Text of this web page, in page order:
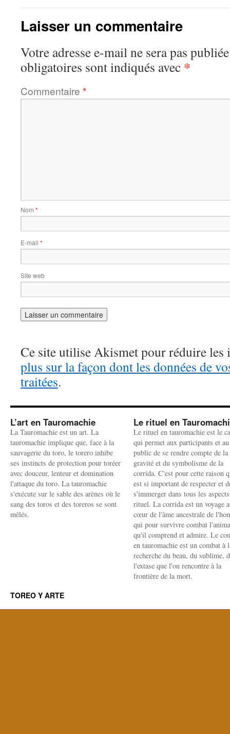
Laisser un commentaire
Votre adresse e-mail ne sera pas
obligatoires sont indiqués avec *
Commentaire *
Nom *
E-mail *
Site web
Ce site utilise Akismet pour réduire les
plus sur la façon dont les données de
traitées.
L’art en Tauromachie
La Tauromachie est un art. La
tauromachie implique que, face à la
sauvagerie du toro, le torero inhibe
ses instincts de protection pour toréer
avec douceur, lenteur et domination
l'attaque du toro. La tauromachie
s'exécute sur le sable des arènes où le
sang des toros et des toreros se sont
mêlés.
Le rituel en
Le rituel en tauromachie est le
qui permet aux participants et au
public de se rendre compte de la
gravité et du symbolisme de la
corrida. C'est pour cette raison
est si important de respecter et
s'immerger dans tous les
rituel. La corrida est un voyage
cœur de l'âme ancestrale de
qui pour survivre combat
qu'il comprend et admire. Le
en tauromachie est un combat à
recherche du beau, du sublime,
l'extase que l'on rencontre à la
frontière de la mort.
TOREO Y ARTE